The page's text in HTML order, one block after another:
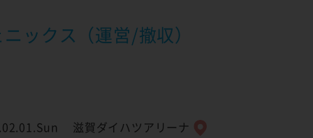
ックス（運営/撤収）
滋賀ダイハツアリーナ